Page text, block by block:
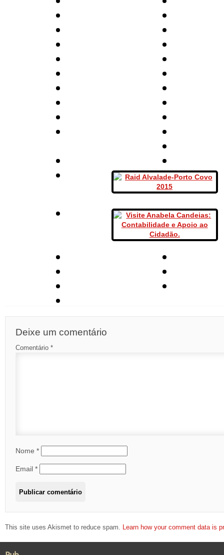
Deixe um comentário
Comentário *
Nome *
Email *
This site uses Akismet to reduce spam. Learn how your comment data is